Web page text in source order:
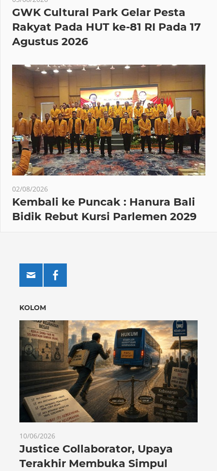
GWK Cultural Park Gelar Pesta
Rakyat Pada HUT ke-81 RI Pada 17
Agustus 2026
02/08/2026
Kembali ke Puncak : Hanura Bali
Bidik Rebut Kursi Parlemen 2029
KOLOM
10/06/2026
Justice Collaborator, Upaya
Terakhir Membuka Simpul